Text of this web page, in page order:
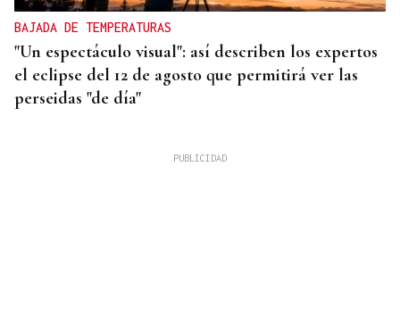
BAJADA DE TEMPERATURAS
"Un espectáculo visual": así describen los expertos
el eclipse del 12 de agosto que permitirá ver las
perseidas "de día"